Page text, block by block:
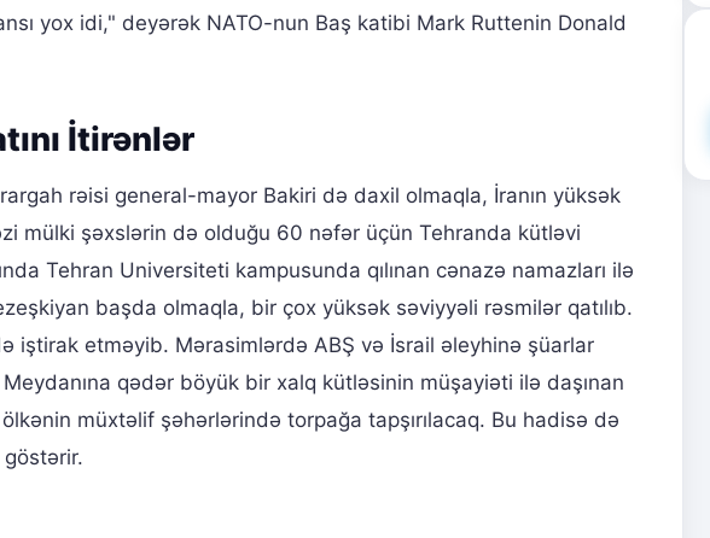
yox idi," deyərək NATO-nun Baş katibi Mark Ruttenin Donald
İtirənlər
rəisi general-mayor Bakiri də daxil olmaqla, İranın yüksək
mülki şəxslərin də olduğu 60 nəfər üçün Tehranda kütləvi
Tehran Universiteti kampusunda qılınan cənazə namazları ilə
başda olmaqla, bir çox yüksək səviyyəli rəsmilər qatılıb.
iştirak etməyib. Mərasimlərdə ABŞ və İsrail əleyhinə şüarlar
qədər böyük bir xalq kütləsinin müşayiəti ilə daşınan
müxtəlif şəhərlərində torpağa tapşırılacaq. Bu hadisə də